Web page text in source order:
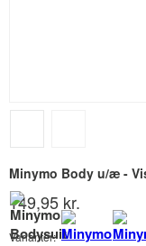
Minymo Body u/æ -
149,95 kr.
Varianter: